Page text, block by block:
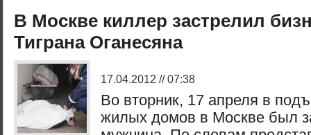
В Москве киллер застрелил
Тиграна Оганесяна
17.04.2012 // 07:38
Во вторник, 17 апреля в
жилых домов в Москве был